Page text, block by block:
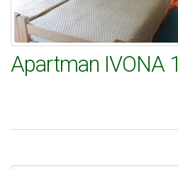
Apartman IVONA 1